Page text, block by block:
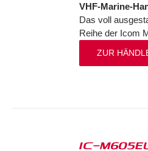
VHF-Marine-
Das voll
Reihe der Icom
ZUR
IC-